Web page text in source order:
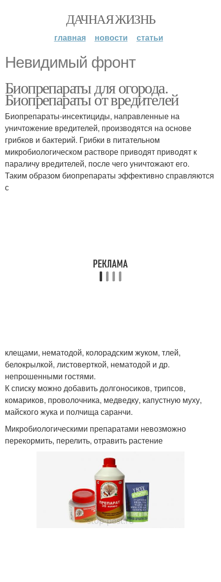
ДАЧНАЯ ЖИЗНЬ
главная новости статьи
Невидимый фронт
Биопрепараты для огорода.
Биопрепараты от вредителей
Биопрепараты-инсектициды, направленные на
уничтожение вредителей, производятся на основе
грибков и бактерий. Грибки в питательном
микробиологическом растворе приводят приводят к
параличу вредителей, после чего уничтожают его.
Таким образом биопрепараты эффективно справляются
с
клещами, нематодой, колорадским жуком, тлей,
белокрылкой, листоверткой, нематодой и др.
непрошенными гостями.
К списку можно добавить долгоносиков, трипсов,
комариков, проволочника, медведку, капустную муху,
майского жука и полчища саранчи.
Микробиологическими препаратами невозможно
перекормить, перелить, отравить растение